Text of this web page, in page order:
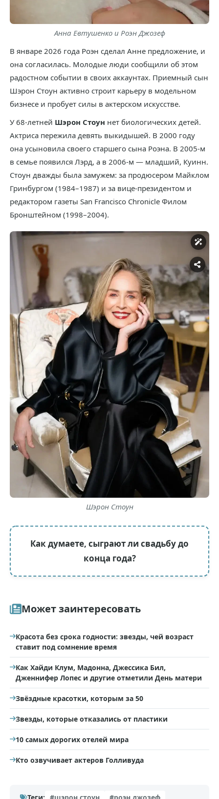
Анна Евтушенко и Роэн Джозеф
В январе 2026 года Роэн сделал Анне предложение, и
она согласилась. Молодые люди сообщили об этом
радостном событии в своих аккаунтах. Приемный сын
Шэрон Стоун активно строит карьеру в модельном
бизнесе и пробует силы в актерском искусстве.
У 68-летней Шэрон Стоун нет биологических детей.
Актриса пережила девять выкидышей. В 2000 году
она усыновила своего старшего сына Роэна. В 2005-м
в семье появился Лэрд, а в 2006-м — младший, Куинн.
Стоун дважды была замужем: за продюсером Майклом
Гринбургом (1984–1987) и за вице-президентом и
редактором газеты San Francisco Chronicle Филом
Бронштейном (1998–2004).
Шэрон Стоун
Как думаете, сыграют ли свадьбу до
конца года?
Может заинтересовать
Красота без срока годности: звезды, чей возраст
ставит под сомнение время
Как Хайди Клум, Мадонна, Джессика Бил,
Дженнифер Лопес и другие отметили День матери
Звёздные красотки, которым за 50
Звезды, которые отказались от пластики
10 самых дорогих отелей мира
Кто озвучивает актеров Голливуда